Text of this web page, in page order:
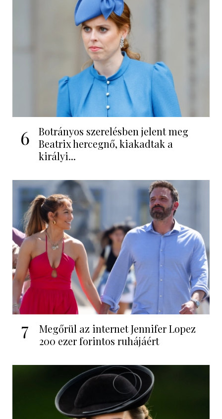
6
Botrányos szerelésben jelent meg
Beatrix hercegnő, kiakadtak a
királyi...
7
Megőrül az internet Jennifer Lopez
200 ezer forintos ruhájáért